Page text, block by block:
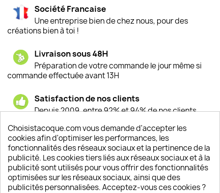
Société Francaise
Une entreprise bien de chez nous, pour des
créations bien à toi !
Livraison sous 48H
Préparation de votre commande le jour même si
commande effectuée avant 13H
Satisfaction de nos clients
Depuis 2009, entre 92% et 94% de nos clients
Un SAV à votre écoute
Notre SAV est disponible 6/7J de 10h à 18H
Choisistacoque.com vous demande d'accepter les
cookies afin d'optimiser les performances, les
fonctionnalités des réseaux sociaux et la pertinence de la
publicité. Les cookies tiers liés aux réseaux sociaux et à la
publicité sont utilisés pour vous offrir des fonctionnalités
optimisées sur les réseaux sociaux, ainsi que des
publicités personnalisées. Acceptez-vous ces cookies ?